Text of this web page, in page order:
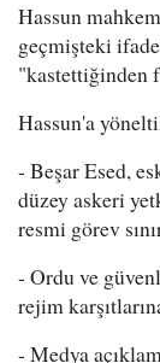
Hassun
geçmişteki
"kastettiğinden
Hassun'a
- Beşar Esed,
düzey askeri
resmi görev
- Ordu ve
rejim
- Medya